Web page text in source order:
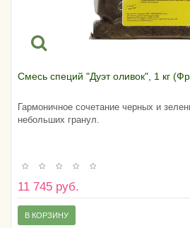
Смесь специй "Дуэт оливок", 1 кг
Гармоничное сочетание черных и
небольших гранул.
11 745 руб.
В КОРЗИНУ